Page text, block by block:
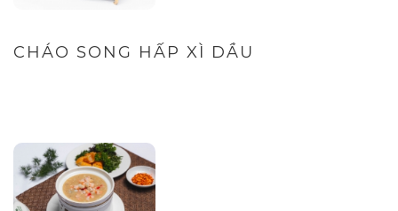
CHÁO SONG HẤP XÌ DẦU